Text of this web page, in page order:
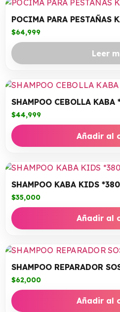
POCIMA PARA PESTAÑAS
$64,999
Leer
SHAMPOO CEBOLLA KABA
$44,999
Añadir al
SHAMPOO KABA KIDS
$35,000
Añadir al
SHAMPOO REPARADOR
$62,000
Añadir al